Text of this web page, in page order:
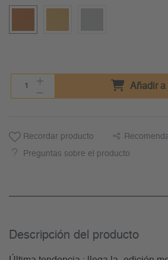
Añadir a
Recordar producto
Preguntas sobre el producto
Descripción del producto